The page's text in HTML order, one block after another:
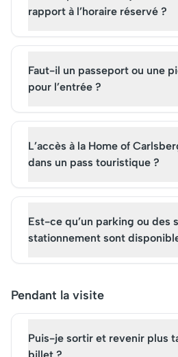
rapport à l’horaire réservé ?
Faut-il un passeport ou une
pour l’entrée ?
L’accès à la Home of
dans un pass touristique ?
Est-ce qu’un parking ou des
stationnement sont
Pendant la visite
Puis-je sortir et revenir plus